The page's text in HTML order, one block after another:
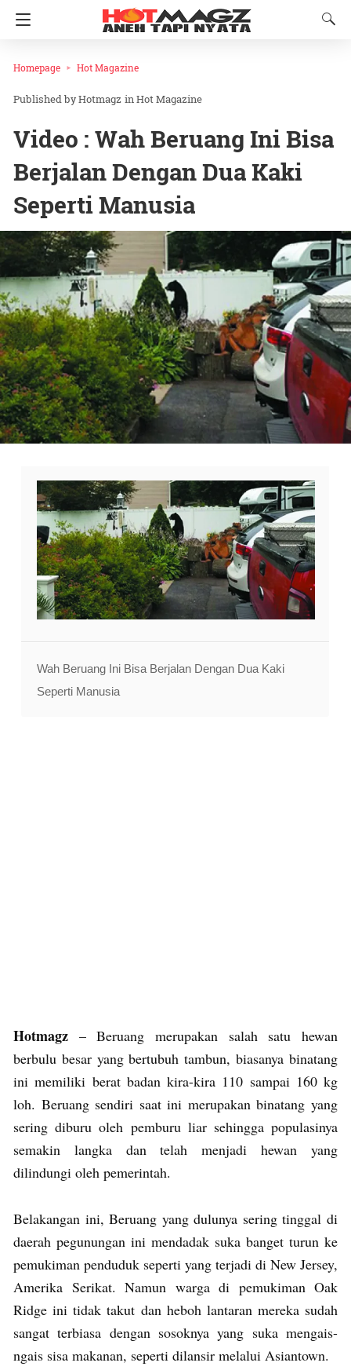
Homepage Hot Magazine
Hotmagz inHot Magazine
Video : Wah Beruang Ini Bisa
Berjalan Dengan Dua Kaki
Seperti Manusia
Wah Beruang Ini Bisa Berjalan Dengan Dua Kaki
Seperti Manusia
Hotmagz – Beruang merupakan salah satu hewan
berbulu besar yang bertubuh tambun, biasanya binatang
ini memiliki berat badan kira-kira 110 sampai 160 kg
loh. Beruang sendiri saat ini merupakan binatang yang
sering diburu oleh pemburu liar sehingga populasinya
semakin langka dan telah menjadi hewan yang
dilindungi oleh pemerintah.
Belakangan ini, Beruang yang dulunya sering tinggal di
daerah pegunungan ini mendadak suka banget turun ke
pemukiman penduduk seperti yang terjadi di New Jersey,
Amerika Serikat. Namun warga di pemukiman Oak
Ridge ini tidak takut dan heboh lantaran mereka sudah
sangat terbiasa dengan sosoknya yang suka mengais-
ngais sisa makanan, seperti dilansir melalui Asiantown.